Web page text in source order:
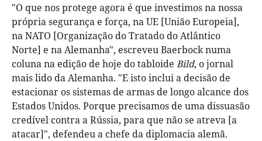
"O que nos protege agora é que investimos na nossa
própria segurança e força, na UE [União Europeia],
na NATO [Organização do Tratado do Atlântico
Norte] e na Alemanha", escreveu Baerbock numa
coluna na edição de hoje do tabloide Bild, o jornal
mais lido da Alemanha. "E isto inclui a decisão de
estacionar os sistemas de armas de longo alcance dos
Estados Unidos. Porque precisamos de uma dissuasão
credível contra a Rússia, para que não se atreva [a
atacar]", defendeu a chefe da diplomacia alemã.